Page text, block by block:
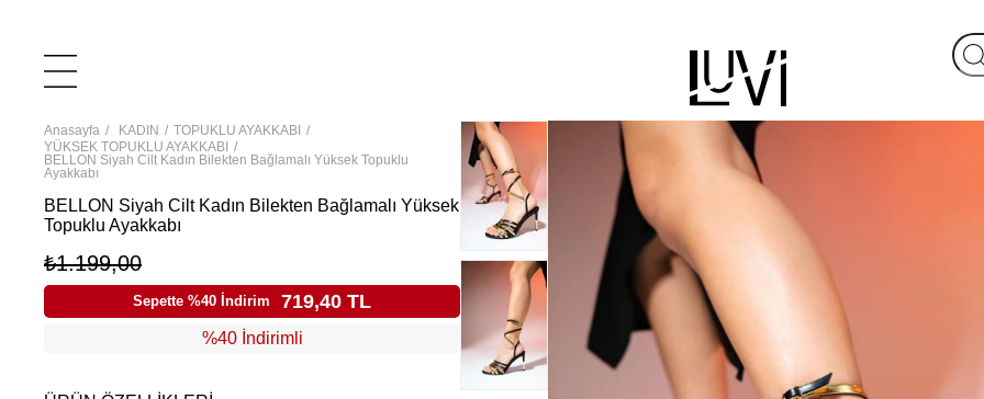
Anasayfa KADIN
TOPUKLU AYAKKABI
YÜKSEK TOPUKLU AYAKKABI
BELLON Siyah Cilt Kadın Bilekten Bağlamalı Yüksek Topuklu
Ayakkabı
BELLON Siyah Cilt Kadın Bilekten Bağlamalı Yüksek
Topuklu Ayakkabı
₺1.199,00
Sepette %40 İndirim 719,40 TL
%40 İndirimli